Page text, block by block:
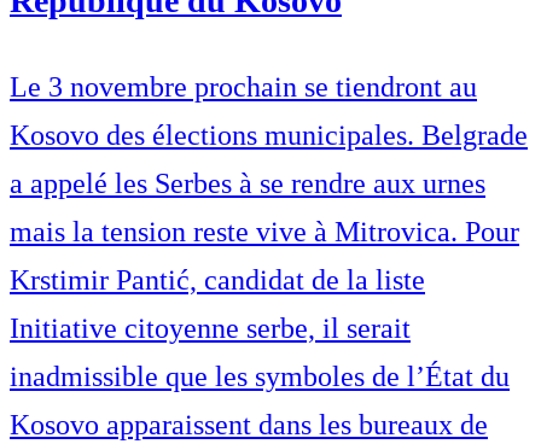
Le 3 novembre prochain se tiendront au
Kosovo des élections municipales. Belgrade
a appelé les Serbes à se rendre aux urnes
mais la tension reste vive à Mitrovica. Pour
Krstimir Pantić, candidat de la liste
Initiative citoyenne serbe, il serait
inadmissible que les symboles de l’État du
Kosovo apparaissent dans les bureaux de